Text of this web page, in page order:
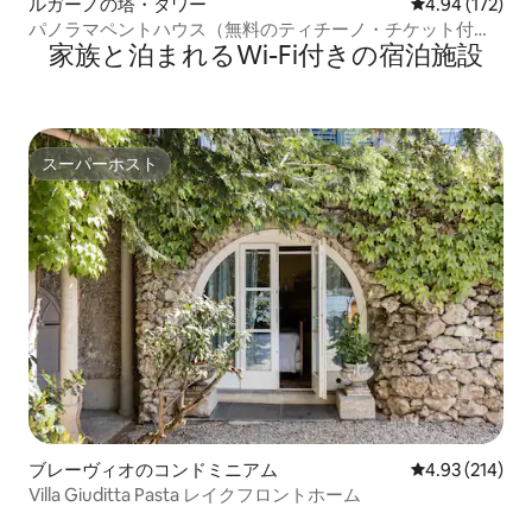
パノラマペントハウス（無料のティチーノ・チケット付
き）家族と泊まれるWi-Fi付きの宿泊施設
スーパーホスト
スーパーホスト
ブレーヴィオのコンドミニアム レビュー214
4.93 (214)
Villa Giuditta Pasta レイクフロントホーム